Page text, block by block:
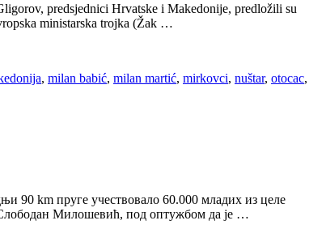
predsjednici Hrvatske i Makedonije, predložili su
ministarska trojka (Žak …
, milan babić, milan martić, mirkovci, nuštar, otocac,
90 km пруге учествовало 60.000 младих из целе
Слободан Милошевић, под оптужбом да је …